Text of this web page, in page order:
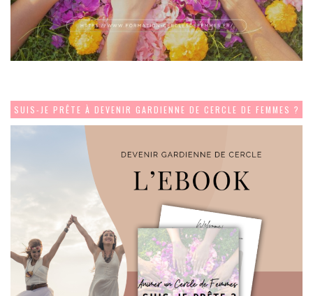
SUIS-JE PRÊTE À DEVENIR GARDIENNE DE CERCLE DE FEMMES ?